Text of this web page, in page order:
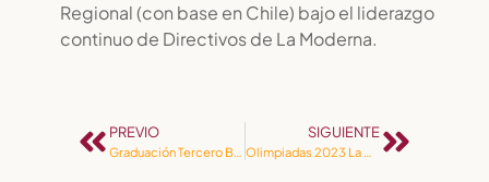
Regional (con base en Chile) bajo el liderazgo
continuo de Directivos de La Moderna.
PREVIO
Graduación Tercero Bachillerato
SIGUIENTE
Olimpiadas 2023 La Moderna